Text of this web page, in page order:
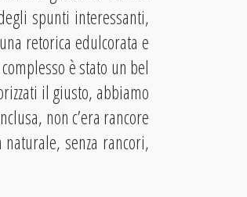
spunti interessanti,
retorica edulcorata e
è stato un bel
il giusto, abbiamo
non c’era rancore
senza rancori,